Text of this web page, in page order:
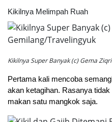
Kikilnya Melimpah Ruah
Kikilnya Super Banyak (c) Gema
Pertama kali mencoba
akan ketagihan. Rasanya
makan satu mangkok saja.